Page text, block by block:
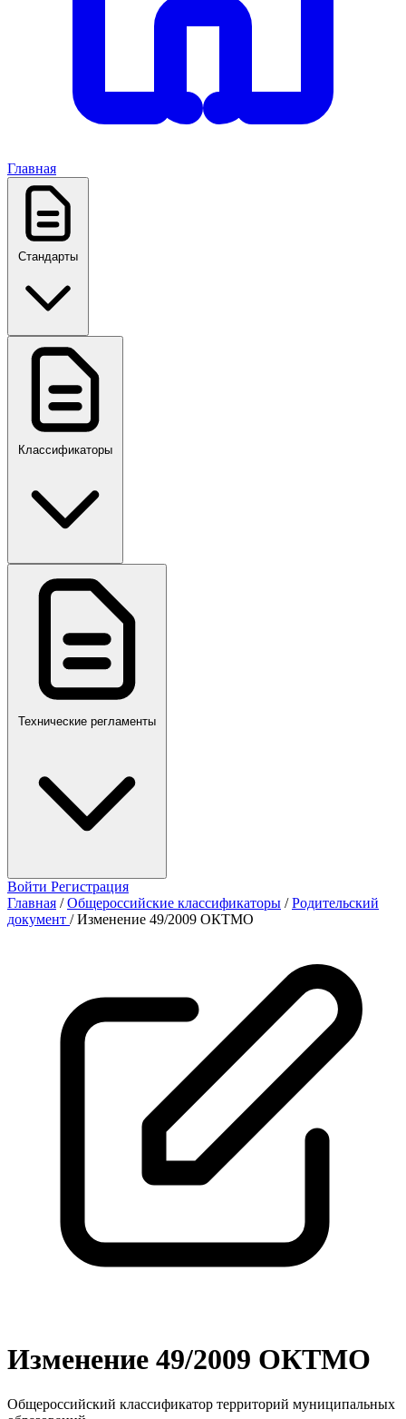
Главная
Стандарты
ГОСТ, ГОСТ Р, ПНСТ
ПР,Р,ПМГ,РМГ
Классификаторы
Технические регламенты
Войти Регистрация
Главная / Общероссийские классификаторы / Родительский
документ / Изменение 49/2009 ОКТМО
Изменение 49/2009 ОКТМО
Общероссийский классификатор территорий муниципальных